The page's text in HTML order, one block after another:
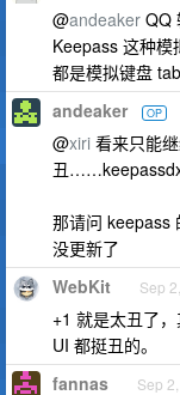
@andeaker QQ
Keepass 这种模
都是模拟键盘 tab
andeaker OP
@xiri 看来只能
丑
那请问 keepass
没更新了
WebKit Sep
+1 就是太丑了
UI 都挺丑的。
fannas Sep